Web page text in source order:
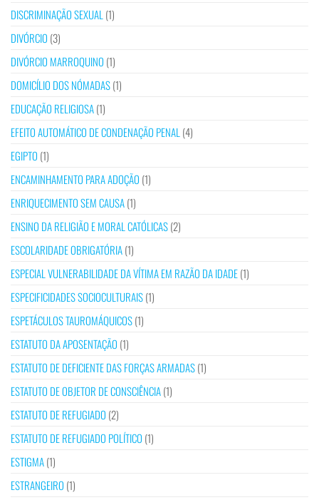
DISCRIMINAÇÃO SEXUAL (1)
DIVÓRCIO (3)
DIVÓRCIO MARROQUINO (1)
DOMICÍLIO DOS NÓMADAS(1)
EDUCAÇÃO RELIGIOSA(1)
EFEITO AUTOMÁTICO DE CONDENAÇÃO PENAL (4)
EGIPTO (1)
ENCAMINHAMENTO PARA ADOÇÃO (1)
ENRIQUECIMENTO SEM CAUSA(1)
ENSINO DA RELIGIÃO E MORAL CATÓLICAS(2)
ESCOLARIDADE OBRIGATÓRIA(1)
ESPECIAL VULNERABILIDADE DA VÍTIMA EM RAZÃO DA IDADE(1)
ESPECIFICIDADES SOCIOCULTURAIS(1)
ESPETÁCULOS TAUROMÁQUICOS(1)
ESTATUTO DA APOSENTAÇÃO (1)
ESTATUTO DE DEFICIENTE DAS FORÇAS ARMADAS(1)
ESTATUTO DE OBJETOR DE CONSCIÊNCIA(1)
ESTATUTO DE REFUGIADO (2)
ESTATUTO DE REFUGIADO POLÍTICO (1)
ESTIGMA(1)
ESTRANGEIRO (1)